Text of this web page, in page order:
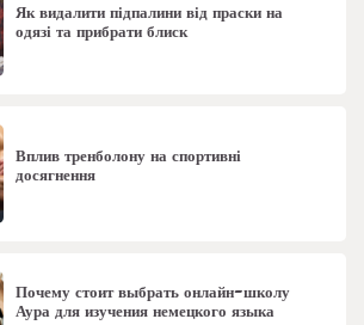
Як видалити підпалини від праски на
одязі та прибрати блиск
Вплив тренболону на спортивні
досягнення
Почему стоит выбрать онлайн-школу
Аура для изучения немецкого языка